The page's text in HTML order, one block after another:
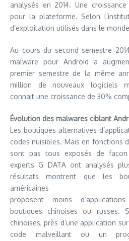
analysés en 2014. Une
pour la plateforme. Selon
d’exploitation utilisés dans le
Au cours du second semestre
malware pour Android a
premier semestre de la même
million de nouveaux logiciels
connait une croissance de 30%
Évolution des malwares ciblant
Les boutiques alternatives
codes nuisibles. Mais en fonctions
sont pas tous exposés de
experts G DATA ont analysés
résultats montrent que les
américaines
proposent moins
boutiques chinoises ou russes.
chinoises, près d’une application
code malveillant ou un